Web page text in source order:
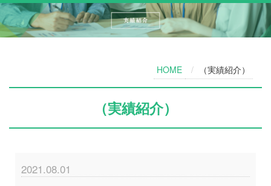
HOME （実績紹介）
（実績紹介）
2021.08.01